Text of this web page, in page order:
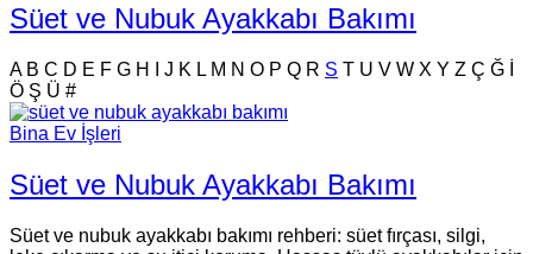
Süet ve Nubuk Ayakkabı Bakımı
A B C D E F G H J K L M N O P Q R S T U V W X Y Z Ç Ğ
Ö Ş Ü #
Bina Ev İşleri
Süet ve Nubuk Ayakkabı Bakımı
Süet ve nubuk ayakkabı bakımı rehberi: süet fırçası, silgi,